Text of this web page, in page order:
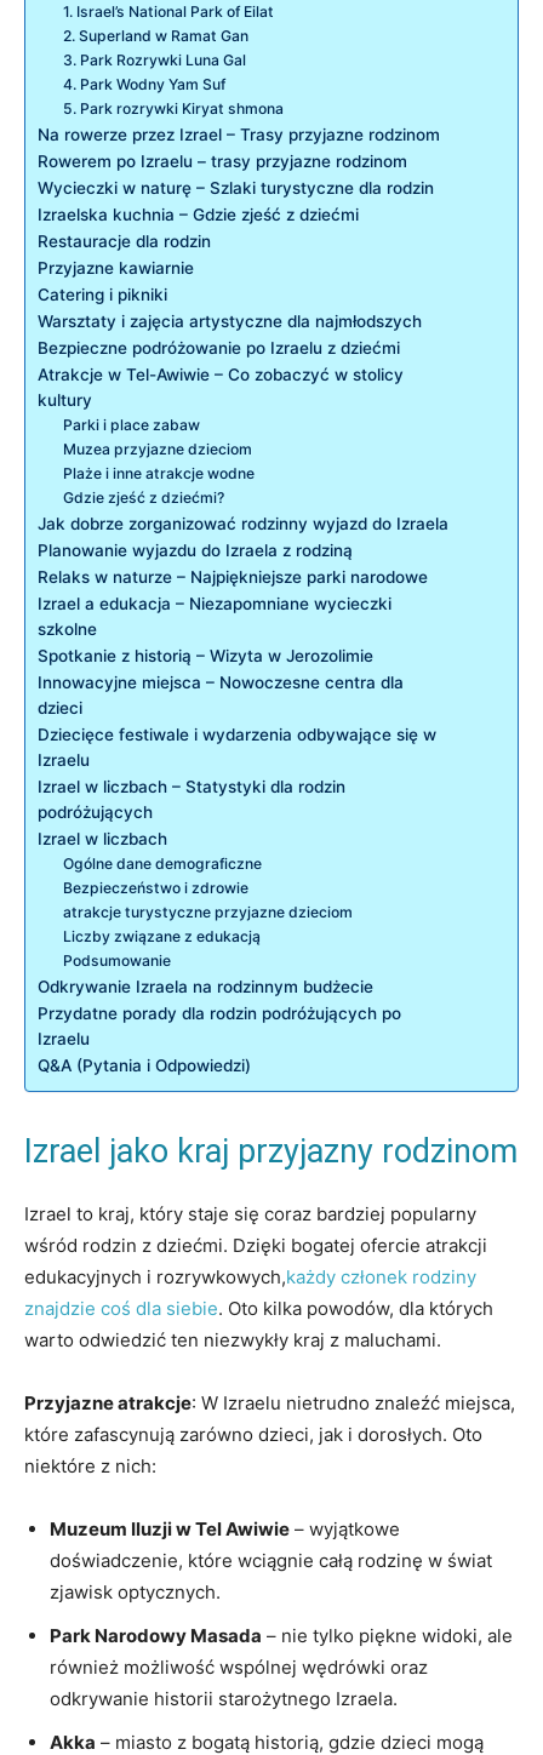
1. Israel’s National Park of Eilat
2. Superland w Ramat Gan
3. Park Rozrywki Luna Gal
4. Park Wodny Yam Suf
5. Park rozrywki Kiryat shmona
Na rowerze przez Izrael – Trasy przyjazne rodzinom
Rowerem po Izraelu – trasy przyjazne rodzinom
Wycieczki w naturę – Szlaki turystyczne dla rodzin
Izraelska kuchnia – Gdzie zjeść z dziećmi
Restauracje dla rodzin
Przyjazne kawiarnie
Catering i pikniki
Warsztaty i zajęcia artystyczne dla najmłodszych
Bezpieczne podróżowanie po Izraelu z dziećmi
Atrakcje w Tel-Awiwie – Co zobaczyć w stolicy
kultury
Parki i place zabaw
Muzea przyjazne dzieciom
Plaże i inne atrakcje wodne
Gdzie zjeść z dziećmi?
Jak dobrze zorganizować rodzinny wyjazd do Izraela
Planowanie wyjazdu do Izraela z rodziną
Relaks w naturze – Najpiękniejsze parki narodowe
Izrael a edukacja – Niezapomniane wycieczki
szkolne
Spotkanie z historią – Wizyta w Jerozolimie
Innowacyjne miejsca – Nowoczesne centra dla
dzieci
Dziecięce festiwale i wydarzenia odbywające się w
Izraelu
Izrael w liczbach – Statystyki dla rodzin
podróżujących
Izrael w liczbach
Ogólne dane demograficzne
Bezpieczeństwo i zdrowie
atrakcje turystyczne przyjazne dzieciom
Liczby związane z edukacją
Podsumowanie
Odkrywanie Izraela na rodzinnym budżecie
Przydatne porady dla rodzin podróżujących po
Izraelu
Q&A (Pytania i Odpowiedzi)
Izrael jako kraj przyjazny rodzinom
Izrael to kraj, który staje się coraz bardziej popularny
wśród rodzin z dziećmi. Dzięki bogatej ofercie atrakcji
edukacyjnych i rozrywkowych,każdy członek rodziny
znajdzie coś dla siebie. Oto kilka powodów, dla których
warto odwiedzić ten niezwykły kraj z maluchami.
Przyjazne atrakcje: W Izraelu nietrudno znaleźć miejsca,
które zafascynują zarówno dzieci, jak i dorosłych. Oto
niektóre z nich:
Muzeum Iluzji w Tel Awiwie – wyjątkowe
doświadczenie, które wciągnie całą rodzinę w świat
zjawisk optycznych.
Park Narodowy Masada – nie tylko piękne widoki, ale
również możliwość wspólnej wędrówki oraz
odkrywanie historii starożytnego Izraela.
Akka – miasto z bogatą historią, gdzie dzieci mogą